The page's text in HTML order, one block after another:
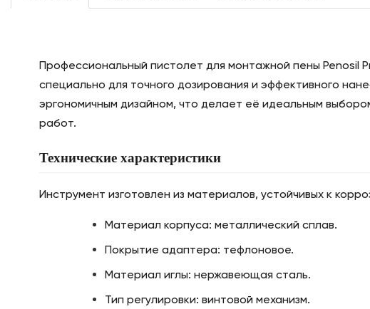
Профессиональный пистолет для монтажной пены Penosil
специально для точного дозирования и эффективного
эргономичным дизайном, что делает её идеальным
работ.
Технические характеристики
Инструмент изготовлен из материалов, устойчивых к
Материал корпуса: металлический сплав.
Покрытие адаптера: тефлоновое.
Материал иглы: нержавеющая сталь.
Тип регулировки: винтовой механизм.